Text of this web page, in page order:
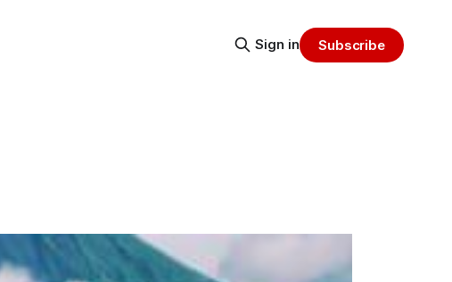
Sign in Subscribe